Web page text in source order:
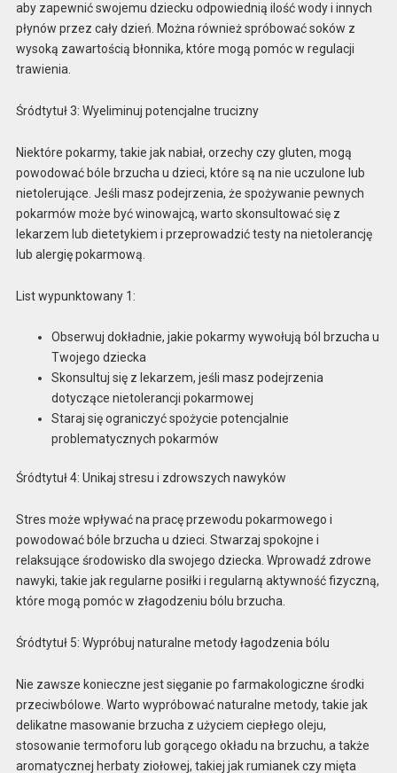
aby zapewnić swojemu dziecku odpowiednią ilość wody i innych
płynów przez cały dzień. Można również spróbować soków z
wysoką zawartością błonnika, które mogą pomóc w regulacji
trawienia.
Śródtytuł 3: Wyeliminuj potencjalne trucizny
Niektóre pokarmy, takie jak nabiał, orzechy czy gluten, mogą
powodować bóle brzucha u dzieci, które są na nie uczulone lub
nietolerujące. Jeśli masz podejrzenia, że spożywanie pewnych
pokarmów może być winowajcą, warto skonsultować się z
lekarzem lub dietetykiem i przeprowadzić testy na nietolerancję
lub alergię pokarmową.
List wypunktowany 1:
Obserwuj dokładnie, jakie pokarmy wywołują ból brzucha u
Twojego dziecka
Skonsultuj się z lekarzem, jeśli masz podejrzenia
dotyczące nietolerancji pokarmowej
Staraj się ograniczyć spożycie potencjalnie
problematycznych pokarmów
Śródtytuł 4: Unikaj stresu i zdrowszych nawyków
Stres może wpływać na pracę przewodu pokarmowego i
powodować bóle brzucha u dzieci. Stwarzaj spokojne i
relaksujące środowisko dla swojego dziecka. Wprowadź zdrowe
nawyki, takie jak regularne posiłki i regularną aktywność fizyczną,
które mogą pomóc w złagodzeniu bólu brzucha.
Śródtytuł 5: Wypróbuj naturalne metody łagodzenia bólu
Nie zawsze konieczne jest sięganie po farmakologiczne środki
przeciwbólowe. Warto wypróbować naturalne metody, takie jak
delikatne masowanie brzucha z użyciem ciepłego oleju,
stosowanie termoforu lub gorącego okładu na brzuchu, a także
aromatycznej herbaty ziołowej, takiej jak rumianek czy mięta